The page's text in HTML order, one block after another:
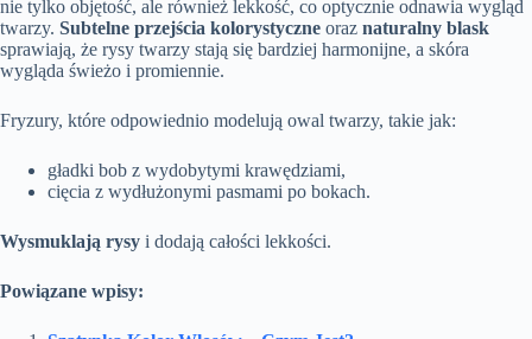
nie tylko objętość, ale również lekkość, co optycznie odnawia wygląd
twarzy. Subtelne przejścia kolorystyczne oraz naturalny blask
sprawiają, że rysy twarzy stają się bardziej harmonijne, a skóra
wygląda świeżo i promiennie.
Fryzury, które odpowiednio modelują owal twarzy, takie jak:
gładki bob z wydobytymi krawędziami,
cięcia z wydłużonymi pasmami po bokach.
Wysmuklają rysy i dodają całości lekkości.
Powiązane wpisy: